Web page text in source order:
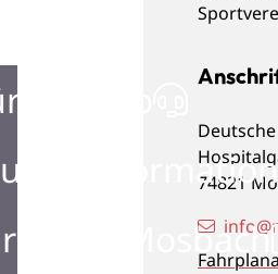
Information
in Mosbach
74821